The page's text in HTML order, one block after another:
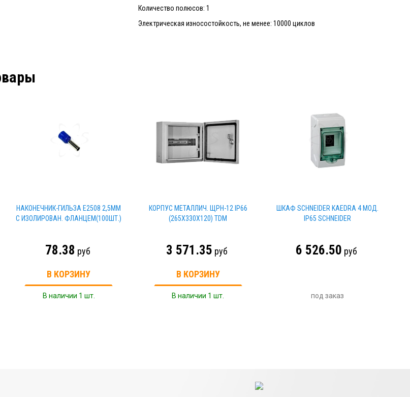
Количество полюсов: 1
Электрическая износостойкость, не менее: 10000 циклов
НАКОНЕЧНИК-ГИЛЬЗА Е2508 2,5ММ
С ИЗОЛИРОВАН. ФЛАНЦЕМ(100ШТ.)
78.38 руб
В КОРЗИНУ
В наличии 1 шт.
КОРПУС МЕТАЛЛИЧ. ЩРН-12 IP66
(265Х330Х120) TDM
3 571.35 руб
В КОРЗИНУ
В наличии 1 шт.
ШКАФ SCHNEIDER KAEDRA 4 МОД.
IP65 SCHNEIDER
6 526.50 руб
под заказ